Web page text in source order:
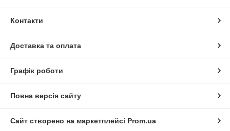
Контакти
Доставка та оплата
Графік роботи
Повна версія сайту
Сайт створено на маркетплейсі Prom.ua